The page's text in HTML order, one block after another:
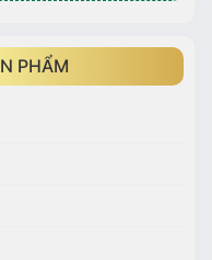
PHẨM